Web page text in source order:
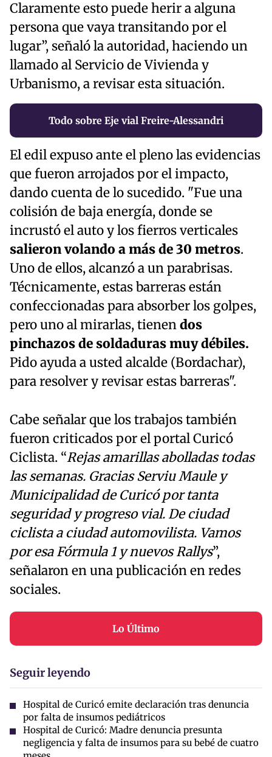
Claramente esto puede herir a alguna
persona que vaya transitando por el
lugar”, señaló la autoridad, haciendo un
llamado al Servicio de Vivienda y
Urbanismo, a revisar esta situación.
Todo sobre Eje vial Freire-Alessandri
El edil expuso ante el pleno las evidencias
que fueron arrojados por el impacto,
dando cuenta de lo sucedido. "Fue una
colisión de baja energía, donde se
incrustó el auto y los fierros verticales
salieron volando a más de 30 metros.
Uno de ellos, alcanzó a un parabrisas.
Técnicamente, estas barreras están
confeccionadas para absorber los golpes,
pero uno al mirarlas, tienendos
pinchazos de soldaduras muy débiles.
Pido ayuda a usted alcalde (Bordachar),
para resolver y revisar estas barreras".
Cabe señalar que los trabajos también
fueron criticados por el portal Curicó
Ciclista. “Rejas amarillas abolladas todas
las semanas. Gracias Serviu Maule y
Municipalidad de Curicó por tanta
seguridad y progreso vial. De ciudad
ciclista a ciudad automovilista. Vamos
por esa Fórmula 1 y nuevos Rallys”,
señalaron en una publicación en redes
sociales.
Lo Último
Seguir leyendo
Hospital de Curicó emite declaración tras denuncia
por falta de insumos pediátricos
Hospital de Curicó: Madre denuncia presunta
negligencia y falta de insumos para su bebé de cuatro